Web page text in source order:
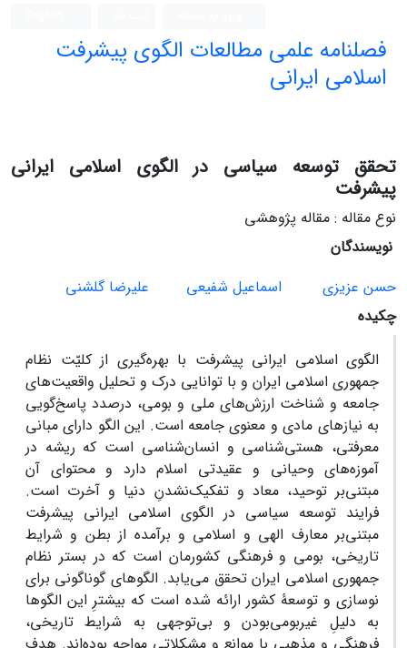
فصلنامه علمی مطالعات الگوی پیشرفت
اسلامی ایرانی
تحقق توسعه سیاسی در الگوی اسلامی ایرانی
پیشرفت
نوع مقاله : مقاله پژوهشی
نویسندگان
حسن عزیزی
اسماعیل شفیعی
علیرضا گلشنی
چکیده
الگوی اسلامی ایرانی پیشرفت با بهره‌گیری از کلیّت نظام
جمهوری اسلامی ایران و با توانایی درک و تحلیل واقعیت‌های
جامعه و شناخت ارزش‌های ملی و بومی، درصدد پاسخ‌گویی
به نیازهای مادی و معنوی جامعه است. این الگو دارای مبانی
معرفتی، هستی‌شناسی و انسان‌شناسی است که ریشه در
آموزه‌های وحیانی و عقیدتی اسلام دارد و محتوای آن
مبتنی‌بر توحید، معاد و تفکیک‌نشدنِ دنیا و آخرت است.
فرایند توسعه سیاسی در الگوی اسلامی ایرانی پیشرفت
مبتنی‌بر معارف الهی و اسلامی و برآمده از بطن و شرایط
تاریخی، بومی و فرهنگی کشورمان است که در بستر نظام
جمهوری اسلامی ایران تحقق می‌یابد. الگوهای گوناگونی برای
نوسازی و توسعۀ کشور ارائه شده است که بیشترِ این الگوها
به دلیلِ غیر‌بومی‌بودن و بی‌توجهی به شرایط تاریخی،